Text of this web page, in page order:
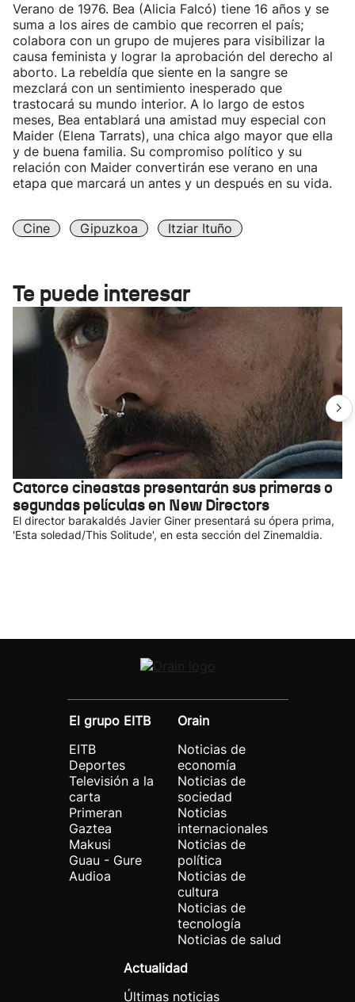
Verano de 1976. Bea (Alicia Falcó) tiene 16 años y se
suma a los aires de cambio que recorren el país;
colabora con un grupo de mujeres para visibilizar la
causa feminista y lograr la aprobación del derecho al
aborto. La rebeldía que siente en la sangre se
mezclará con un sentimiento inesperado que
trastocará su mundo interior. A lo largo de estos
meses, Bea entablará una amistad muy especial con
Maider (Elena Tarrats), una chica algo mayor que ella
y de buena familia. Su compromiso político y su
relación con Maider convertirán ese verano en una
etapa que marcará un antes y un después en su vida.
Cine Gipuzkoa Itziar Ituño
Te puede interesar
Catorce cineastas presentarán sus primeras o
segundas películas en New Directors
El director barakaldés Javier Giner presentará su ópera prima,
'Esta soledad/This Solitude', en esta sección del Zinemaldia.
El grupo EITB
EITB
Deportes
Televisión a la
carta
Primeran
Gaztea
Makusi
Guau - Gure
Audioa
Orain
Noticias de
economía
Noticias de
sociedad
Noticias
internacionales
Noticias de
política
Noticias de
cultura
Noticias de
tecnología
Noticias de salud
Actualidad
Últimas noticias